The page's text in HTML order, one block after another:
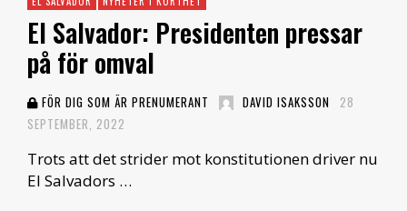
El Salvador: Presidenten pressar
på för omval
FÖR DIG SOM ÄR PRENUMERANT DAVID ISAKSSON
28
SEPTEMBER, 2022
Trots att det strider mot konstitutionen driver nu
El Salvadors …